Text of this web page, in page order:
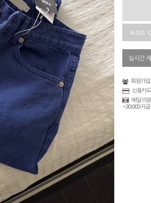
ADD
실시간
회원가입
신용카
매달 리
~20,000 지급